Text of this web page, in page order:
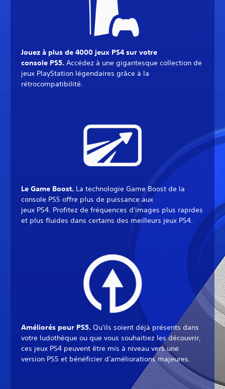
Jouez à plus de 4000 jeux PS4 sur votre
console PS5. Accédez à une gigantesque collection de
jeux PlayStation légendaires grâce à la
rétrocompatibilité.
Le Game Boost. La technologie Game Boost de la
console PS5 offre plus de puissance aux
jeux PS4. Profitez de fréquences d'images plus rapides
et plus fluides dans certains des meilleurs jeux PS4.
Améliorés pour PS5. Qu'ils soient déjà présents dans
votre ludothèque ou que vous souhaitiez les découvrir,
ces jeux PS4 peuvent être mis à niveau vers une
version PS5 et bénéficier d'améliorations majeures.